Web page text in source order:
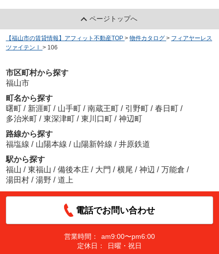
ページトップへ
【福山市の賃貸情報】アフィット不動産TOP > 物件カタログ > フィアヤーレス
ツァイテンⅠ > 106
市区町村から探す
福山市
町名から探す
曙町 / 新涯町 / 山手町 / 南蔵王町 / 引野町 / 春日町 /
多治米町 / 東深津町 / 東川口町 / 神辺町
路線から探す
福塩線 / 山陽本線 / 山陽新幹線 / 井原鉄道
駅から探す
福山 / 東福山 / 備後本庄 / 大門 / 横尾 / 神辺 / 万能倉 /
湯田村 / 湯野 / 道上
電話でお問い合わせ
営業時間：
am9:00〜pm6:00
定休日：
日曜・祝日